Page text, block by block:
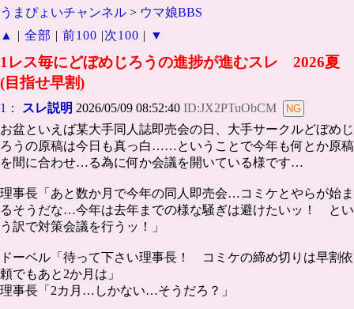
うまぴょいチャンネル > ウマ娘BBS
▲
| 全部 | 前100 |次100 | ▼
1レス毎にどぼめじろうの進捗が進むスレ 2026夏
(目指せ早割)
1： スレ説明 2026/05/09 08:52:40 ID:JX2PTuObCM
お盆といえば某大手同人誌即売会の日、大手サークルどぼめじ
ろうの原稿は今日も真っ白……ということで今年も何とか原稿
を間に合わせ…る為に何か会議を開いている様です…
理事長「あと数か月で今年の同人即売会…コミケとやらが始ま
るそうだな…今年は去年までの様な騒ぎは避けたいッ！ とい
う訳で対策会議を行うッ！」
ドーベル「待って下さい理事長！ コミケの締め切りは早割依
頼でもあと2か月は」
理事長「2カ月…しかない…そうだろ？」